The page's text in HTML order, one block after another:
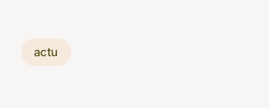
actu